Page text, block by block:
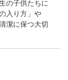
の子供たちに
入り方」や
潔に保つ大切